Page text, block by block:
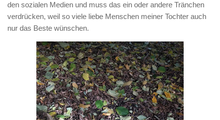
den sozialen Medien und muss das ein oder andere Tränchen
verdrücken, weil so viele liebe Menschen meiner Tochter auch
nur das Beste wünschen.